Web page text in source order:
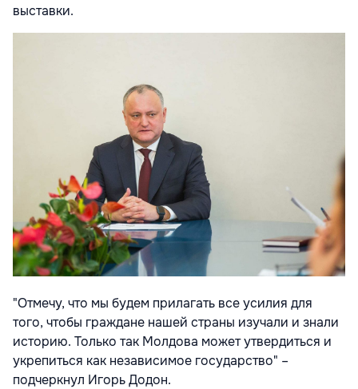
выставки.
"Отмечу, что мы будем прилагать все усилия для
того, чтобы граждане нашей страны изучали и знали
историю. Только так Молдова может утвердиться и
укрепиться как независимое государство" –
подчеркнул Игорь Додон.